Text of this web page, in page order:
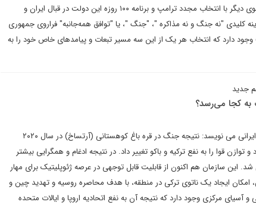
پیوسته در تلاش برای حفظ ثبات داخلی و از سوی دیگر با انتخاب مجدد ترامپ و برنامه ۱۰۰ روزه این دولت در قبال ایران و
کلیدی "نه جنگ و نه مذاکره "، "جنگ "، یا "توافق همه‌جانبه" فراروی جمهوری
دارد که انتخاب هر یک از این سه مسیر تبعات و پیامدهای خاص خود را به
جدید
به کجا می‌رسد؟
احسان موحدیان در یادداشتی برای دیپلماسی ایرانی می نویسد: نتیجه جنگ در قره باغ کوهستانی (آرتساخ) در سال ۲۰۲۰
قوا را به نفع ترکیه و باکو تغییر داد. در نتیجه ادغام و همگرایی بیشتر
سازمان هم اکنون از قابلیت قابل توجهی در عرصه ژئوپلیتیک برای مهار
امکان ایجاد یک ناتوی ترکی در منطقه، با هدف محاصره روسیه و تهدید چین و
آسیای مرکزی وجود دارد که نتیجه آن به نفع اتحادیه اروپا و ایالات متحده